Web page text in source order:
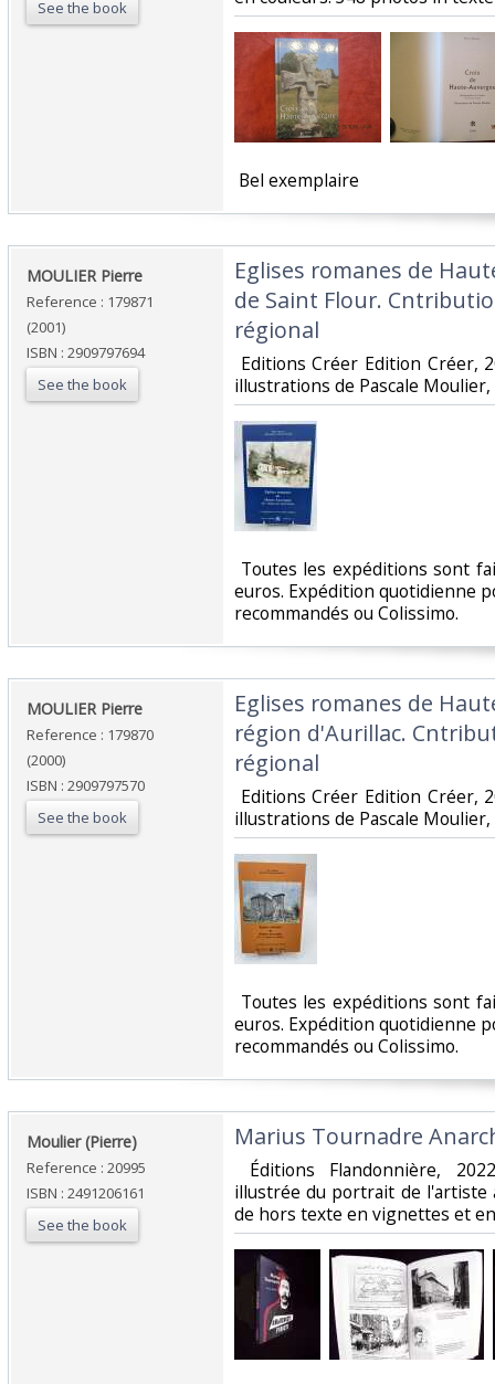
See the book
‎ Bel exemplaire ‎
‎MOULIER Pierre‎
Reference : 179871
(2001)
ISBN : 2909797694
See the book
‎Eglises romanes de
de Saint Flour.
régional‎
Editions Créer Edition Créer,
illustrations de Pascale
Toutes les expéditions sont
euros. Expédition quotidienne
recommandés ou Colissimo. ‎
‎MOULIER Pierre‎
Reference : 179870
(2000)
ISBN : 2909797570
See the book
‎Eglises romanes de
région d'Aurillac.
régional‎
Editions Créer Edition Créer,
illustrations de Pascale
Toutes les expéditions sont
euros. Expédition quotidienne
recommandés ou Colissimo. ‎
‎Moulier (Pierre)‎
Reference : 20995
ISBN : 2491206161
See the book
‎Marius Tournadre
Éditions Flandonnière,
illustrée du portrait de l'artiste
de hors texte en vignettes et